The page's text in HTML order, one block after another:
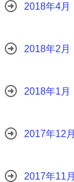
2018年4月
2018年2月
2018年1月
2017年12月
2017年11月